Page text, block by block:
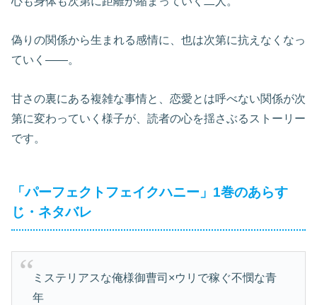
偽りの関係から生まれる感情に、也は次第に抗えなくなっ
ていく――。
甘さの裏にある複雑な事情と、恋愛とは呼べない関係が次
第に変わっていく様子が、読者の心を揺さぶるストーリー
です。
「パーフェクトフェイクハニー」1巻のあらす
じ・ネタバレ
ミステリアスな俺様御曹司×ウリで稼ぐ不憫な青
年